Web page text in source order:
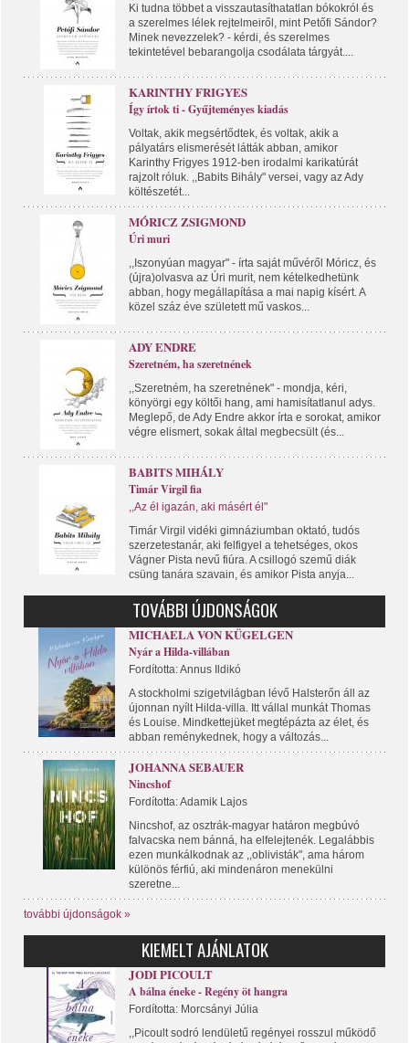
Ki tudna többet a visszautasíthatatlan bókokról és
a szerelmes lélek rejtelmeiről, mint Petőfi Sándor?
Minek nevezzelek? - kérdi, és szerelmes
tekintetével bebarangolja csodálata tárgyát....
KARINTHY FRIGYES
Így írtok ti - Gyűjteményes kiadás
Voltak, akik megsértődtek, és voltak, akik a
pályatárs elismerését látták abban, amikor
Karinthy Frigyes 1912-ben irodalmi karikatúrát
rajzolt róluk. ,,Babits Bihály" versei, vagy az Ady
költészetét...
MÓRICZ ZSIGMOND
Úri muri
,,Iszonyúan magyar" - írta saját művéről Móricz, és
(újra)olvasva az Úri murit, nem kételkedhetünk
abban, hogy megállapítása a mai napig kísért. A
közel száz éve született mű vaskos...
ADY ENDRE
Szeretném, ha szeretnének
,,Szeretném, ha szeretnének" - mondja, kéri,
könyörgi egy költői hang, ami hamisítatlanul adys.
Meglepő, de Ady Endre akkor írta e sorokat, amikor
végre elismert, sokak által megbecsült (és...
BABITS MIHÁLY
Timár Virgil fia
,,Az él igazán, aki másért él"
Timár Virgil vidéki gimnáziumban oktató, tudós
szerzetestanár, aki felfigyel a tehetséges, okos
Vágner Pista nevű fiúra. A csillogó szemű diák
csüng tanára szavain, és amikor Pista anyja...
TOVÁBBI ÚJDONSÁGOK
MICHAELA VON KÜGELGEN
Nyár a Hilda-villában
Fordította: Annus Ildikó
A stockholmi szigetvilágban lévő Halsterőn áll az
újonnan nyílt Hilda-villa. Itt vállal munkát Thomas
és Louise. Mindkettejüket megtépázta az élet, és
abban reménykednek, hogy a változás...
JOHANNA SEBAUER
Nincshof
Fordította: Adamik Lajos
Nincshof, az osztrák-magyar határon megbúvó
falvacska nem bánná, ha elfelejtenék. Legalábbis
ezen munkálkodnak az ,,oblivisták", ama három
különös férfiú, aki mindenáron menekülni
szeretne...
további újdonságok »
KIEMELT AJÁNLATOK
JODI PICOULT
A bálna éneke - Regény öt hangra
Fordította: Morcsányi Júlia
,,Picoult sodró lendületű regényei rosszul működő